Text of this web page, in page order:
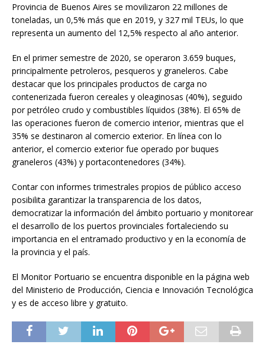
Provincia de Buenos Aires se movilizaron 22 millones de
toneladas, un 0,5% más que en 2019, y 327 mil TEUs, lo que
representa un aumento del 12,5% respecto al año anterior.
En el primer semestre de 2020, se operaron 3.659 buques,
principalmente petroleros, pesqueros y graneleros. Cabe
destacar que los principales productos de carga no
contenerizada fueron cereales y oleaginosas (40%), seguido
por petróleo crudo y combustibles líquidos (38%). El 65% de
las operaciones fueron de comercio interior, mientras que el
35% se destinaron al comercio exterior. En línea con lo
anterior, el comercio exterior fue operado por buques
graneleros (43%) y portacontenedores (34%).
Contar con informes trimestrales propios de público acceso
posibilita garantizar la transparencia de los datos,
democratizar la información del ámbito portuario y monitorear
el desarrollo de los puertos provinciales fortaleciendo su
importancia en el entramado productivo y en la economía de
la provincia y el país.
El Monitor Portuario se encuentra disponible en la página web
del Ministerio de Producción, Ciencia e Innovación Tecnológica
y es de acceso libre y gratuito.